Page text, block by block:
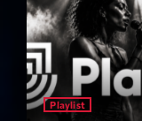
Voices
HOT TRACKS
Playlist